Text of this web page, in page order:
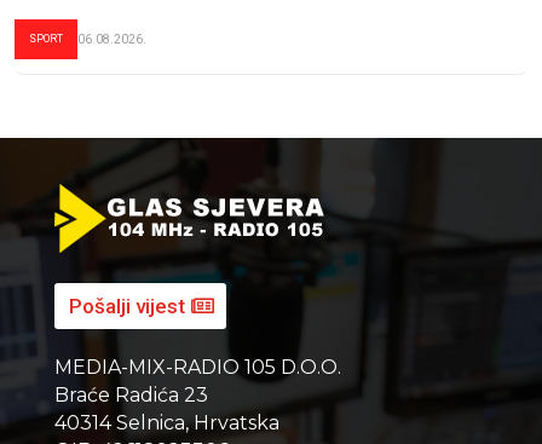
SPORT 06.08.2026.
Pošalji vijest
MEDIA-MIX-RADIO 105 D.O.O.
Braće Radića 23
40314 Selnica, Hrvatska